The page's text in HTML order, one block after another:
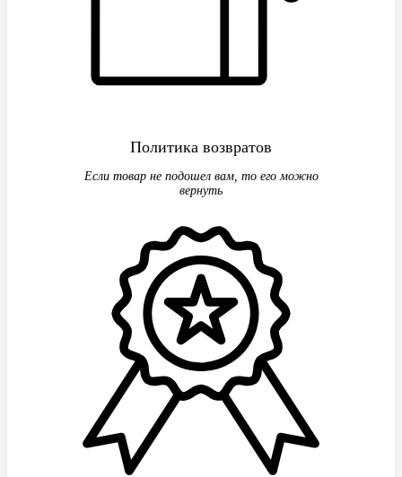
Политика возвратов
Если товар не подошел вам, то его можно
вернуть